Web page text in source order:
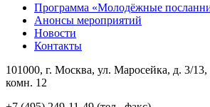
Программа «Молодёжные
Анонсы мероприятий
Новости
Контакты
101000, г. Москва, ул. Маросейка, д. 3/
комн. 12